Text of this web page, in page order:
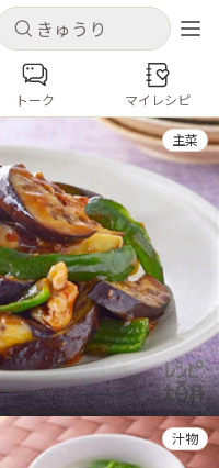
キャンセル
存できます
新規登録
キャンセル
コンテンツ
とうもろこし
ーヤ
トーク マイレシピ
主菜
汁物